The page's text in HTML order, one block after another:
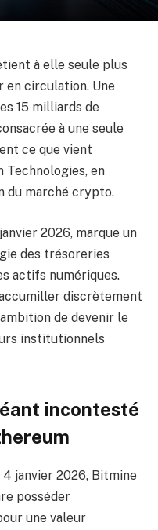
à elle seule plus
en circulation. Une
15 milliards de
à une seule
ce que vient
Technologies, en
du marché crypto.
2026, marque un
des trésoreries
actifs numériques.
discrètement
de devenir le
institutionnels
incontesté
janvier 2026, Bitmine
posséder
une valeur